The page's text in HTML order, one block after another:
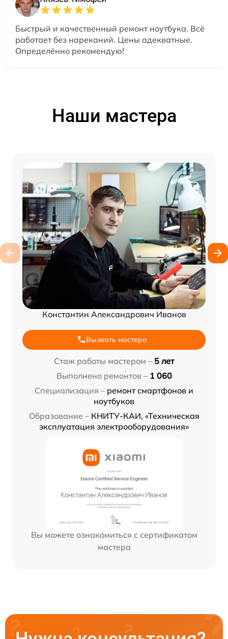
Быстрый и качественный ремонт ноутбука. Всё
работает без нареканий. Цены адекватные.
Определённо рекомендую!
Наши мастера
Константин Александрович Иванов
Вызвать мастера
Стаж работы мастером – 5 лет
Выполнено ремонтов – 1 060
Специализация – ремонт смартфонов и
ноутбуков
Образование – КНИТУ-КАИ, «Техническая
эксплуатация электрооборудования»
Вы можете ознакомиться с сертификатом
мастера